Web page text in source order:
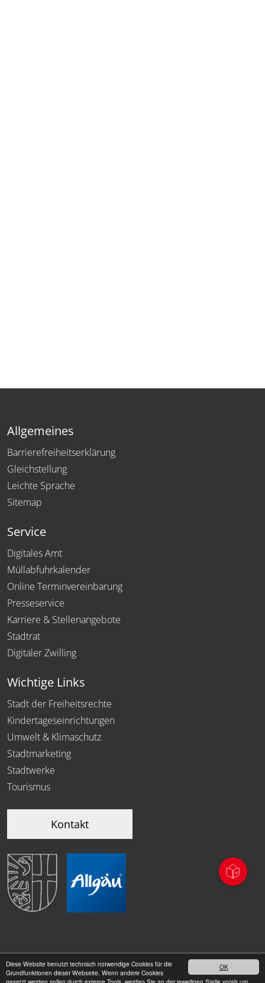
OK
Diese Website benutzt technisch notwendige Cookies für die
Grundfunktionen dieser Webseite. Wenn andere Cookies
Allgemeines
Barrierefreiheitserklärung
Gleichstellung
Leichte Sprache
Sitemap
Service
Digitales Amt
Müllabfuhrkalender
Online Terminvereinbarung
Presseservice
Karriere & Stellenangebote
Stadtrat
Digitaler Zwilling
Wichtige Links
Stadt der Freiheitsrechte
Kindertageseinrichtungen
Umwelt & Klimaschutz
Stadtmarketing
Stadtwerke
Tourismus
Kontakt
Datenschutz|Impressum